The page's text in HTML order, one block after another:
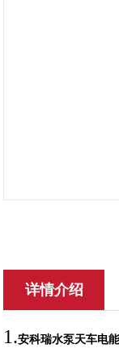
详情介绍
1.安科瑞水泵天车电